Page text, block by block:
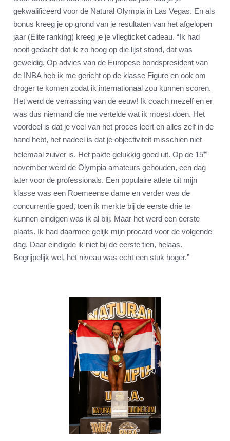
gekwalificeerd voor de Natural Olympia in Las Vegas. En als
bonus kreeg je op grond van je resultaten van het afgelopen
jaar (Elite ranking) kreeg je je vliegticket cadeau. “Ik had
nooit gedacht dat ik zo hoog op die lijst stond, dat was
geweldig. Op advies van de Europese bondspresident van
de INBA heb ik me gericht op de klasse Figure en ook om
droger te komen zodat ik internationaal zou kunnen scoren.
Het werd de verrassing van de eeuw! Ik coach mezelf en er
was dus niemand die me vertelde wat ik moest doen. Het
voordeel is dat je veel van het proces leert en alles zelf in de
hand hebt, het nadeel is dat je objectiviteit misschien niet
helemaal zuiver is. Het pakte gelukkig goed uit. Op de 15e
november werd de Olympia amateurs gehouden, een dag
later voor de professionals. Een populaire atlete uit mijn
klasse was een Roemeense dame en verder was de
concurrentie goed, toen ik merkte bij de eerste drie te
kunnen eindigen was ik al blij. Maar het werd een eerste
plaats. Ik had daarmee gelijk mijn procard voor de volgende
dag. Daar eindigde ik niet bij de eerste tien, helaas.
Begrijpelijk wel, het niveau was echt een stuk hoger.”